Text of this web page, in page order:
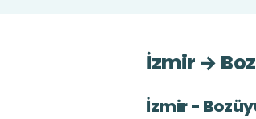
İzmir →
İzmir -